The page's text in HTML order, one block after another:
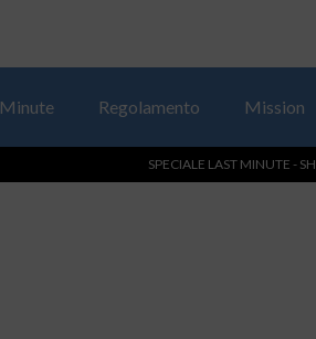
Regolamento Mission
SPECIALE LAST MINUTE -